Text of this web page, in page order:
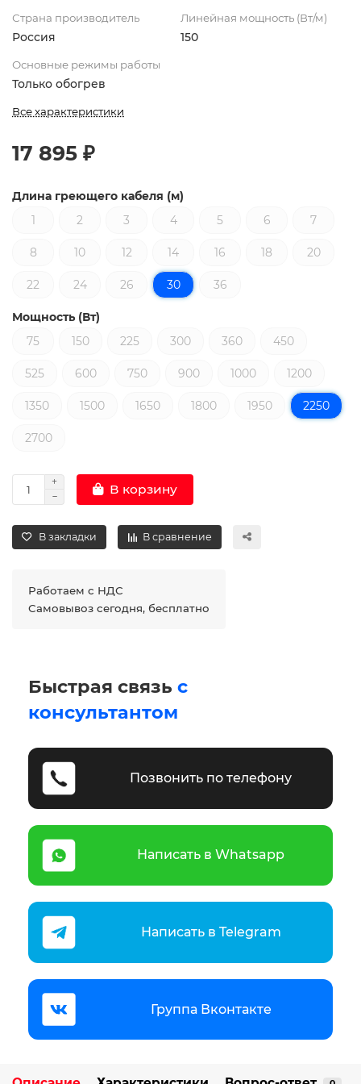
Страна производитель
Россия
Линейная мощность (Вт/м)
150
Основные режимы работы
Только обогрев
Все характеристики
17 895 ₽
Длина греющего кабеля (м)
1
2 3 4 5 6 7
8 10 12 14 16 18 20
22 24 26 30 36
Мощность (Вт)
75
150 225 300 360 450
525 600 750 900 1000 1200
1350 1500 1650 1800 1950 2250
2700
В корзину
В закладки В сравнение
Работаем с НДС
Самовывоз сегодня, бесплатно
Быстрая связь с
консультантом
Позвонить по телефону
Написать в Whatsapp
Написать в Telegram
Группа Вконтакте